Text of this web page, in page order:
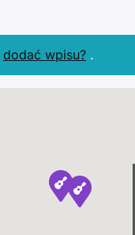
dodać wpisu? .